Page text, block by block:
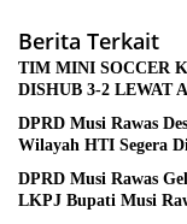
Berita Terkait
TIM MINI SOCCER
DISHUB 3-2 LEWAT
DPRD Musi Rawas
Wilayah HTI Segera
DPRD Musi Rawas
LKPJ Bupati Musi